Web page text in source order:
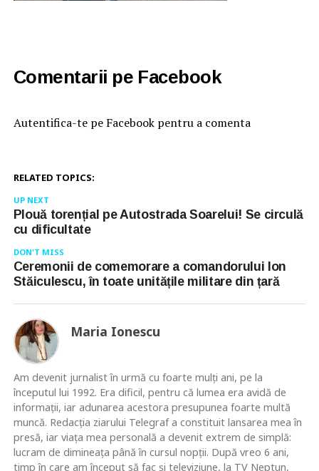
Comentarii pe Facebook
Autentifica-te pe Facebook pentru a comenta
RELATED TOPICS:
UP NEXT
Plouă torențial pe Autostrada Soarelui! Se circulă
cu dificultate
DON'T MISS
Ceremonii de comemorare a comandorului Ion
Stăiculescu, în toate unitățile militare din țară
Maria Ionescu
Am devenit jurnalist în urmă cu foarte mulţi ani, pe la
începutul lui 1992. Era dificil, pentru că lumea era avidă de
informaţii, iar adunarea acestora presupunea foarte multă
muncă. Redacţia ziarului Telegraf a constituit lansarea mea în
presă, iar viaţa mea personală a devenit extrem de simplă:
lucram de dimineaţa până în cursul nopţii. După vreo 6 ani,
timp în care am început să fac şi televiziune, la TV Neptun,